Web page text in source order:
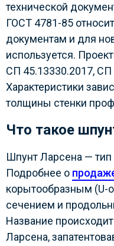
технической
ГОСТ 4781-85
документам и для
используется.
СП 45.13330.2017, СП
Характеристики
толщины стенки
Что такое
Шпунт Ларсена — тип
Подробнее о
корытообразным
сечением и
Название
Ларсена,